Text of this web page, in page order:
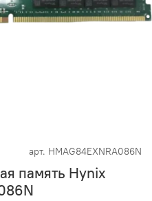
арт. HMAG84EXNRA086N
память Hynix